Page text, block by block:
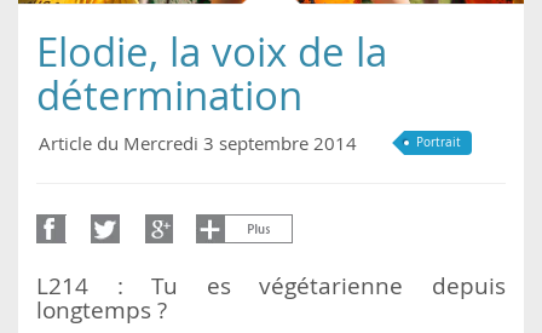
Elodie, la voix de la
détermination
Article du Mercredi 3 septembre 2014 Portrait
L214 : Tu es végétarienne depuis
longtemps ?